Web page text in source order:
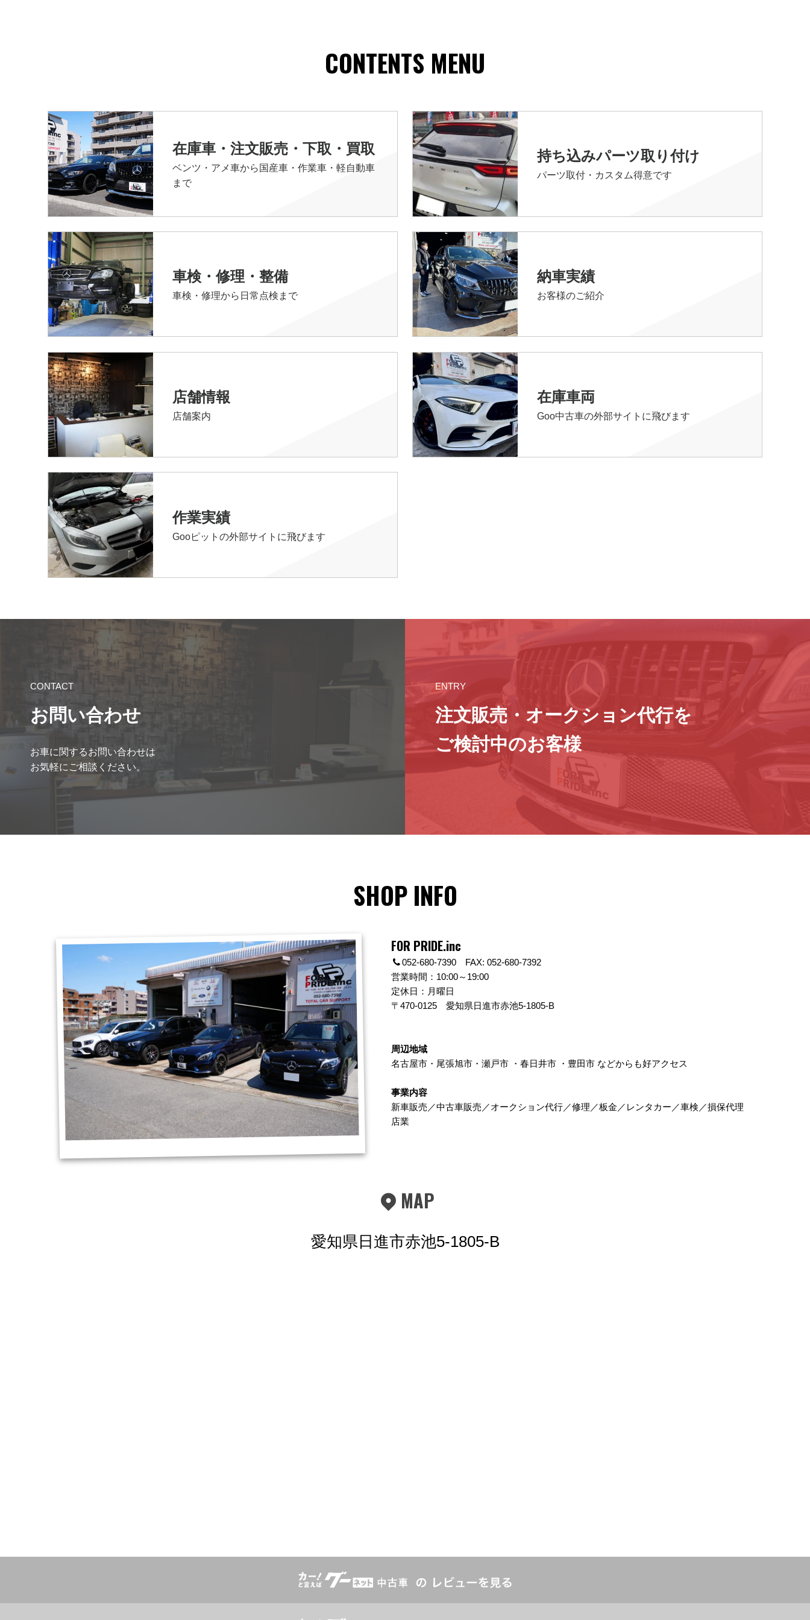
CONTENTS MENU
在庫車・注文販売・下取・買取
ベンツ・アメ車から国産車・作業車・軽自動車
まで
持ち込みパーツ取り付け
パーツ取付・カスタム得意です
車検・修理・整備
車検・修理から日常点検まで
納車実績
お客様のご紹介
店舗情報
店舗案内
在庫車両
Goo中古車の外部サイトに飛びます
作業実績
Gooピットの外部サイトに飛びます
CONTACT
お問い合わせ
お車に関するお問い合わせは
お気軽にご相談ください。
ENTRY
注文販売・オークション代行を
ご検討中のお客様
SHOP INFO
FOR PRIDE.inc
052-680-7390 FAX: 052-680-7392
営業時間：10:00～19:00
定休日：月曜日
〒470-0125 愛知県日進市赤池5-1805-B
周辺地域
名古屋市・ 尾張旭市・ 瀬戸市・ 春日井市・ 豊田市などからも好アクセス
事業内容
新車販売／中古車販売／オークション代行／修理／板金／レンタカー／車検／損保代理
店業
MAP
愛知県日進市赤池5-1805-B